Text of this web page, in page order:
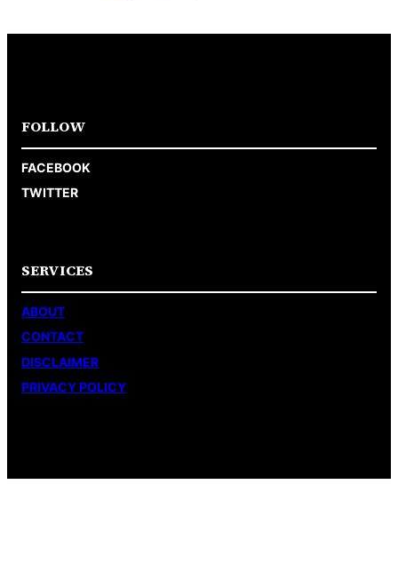
FOLLOW
FACEBOOK
TWITTER
SERVICES
ABOUT
CONTACT
DISCLAIMER
PRIVACY POLICY